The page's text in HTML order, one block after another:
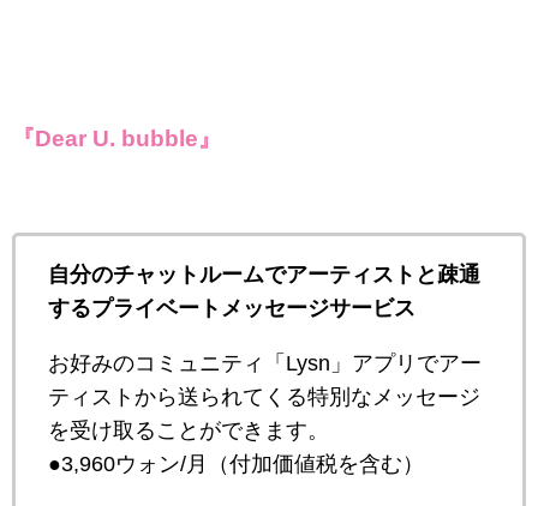
『Dear U. bubble』
自分のチャットルームでアーティストと疎通
するプライベートメッセージサービス
お好みのコミュニティ「Lysn」アプリでアー
ティストから送られてくる特別なメッセージ
を受け取ることができます。
●3,960ウォン/月（付加価値税を含む）